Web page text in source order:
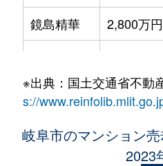
鏡島精華
2,800万円
加納大黒町
3,300万円
3,200万円
※出典：国土交通省不動
s://
岐阜市のマンション
2023